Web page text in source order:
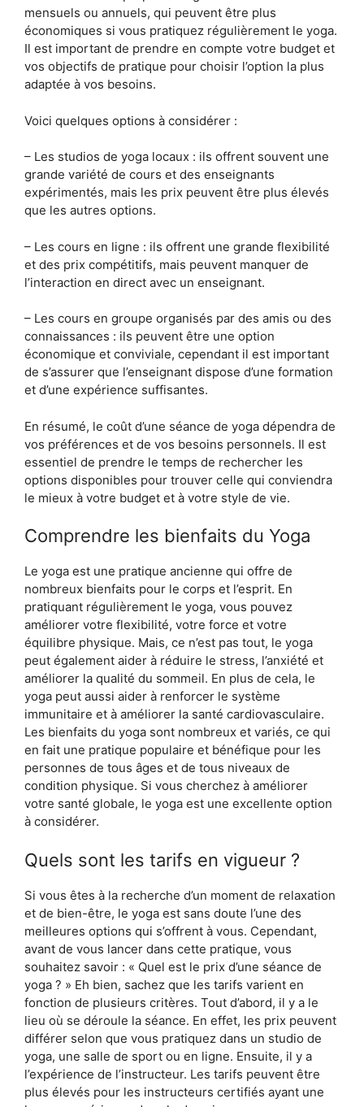
mensuels ou annuels, qui peuvent être plus
économiques si vous pratiquez régulièrement le yoga.
Il est important de prendre en compte votre budget et
vos objectifs de pratique pour choisir l’option la plus
adaptée à vos besoins.
Voici quelques options à considérer :
– Les studios de yoga locaux : ils offrent souvent une
grande variété de cours et des enseignants
expérimentés, mais les prix peuvent être plus élevés
que les autres options.
– Les cours en ligne : ils offrent une grande flexibilité
et des prix compétitifs, mais peuvent manquer de
l’interaction en direct avec un enseignant.
– Les cours en groupe organisés par des amis ou des
connaissances : ils peuvent être une option
économique et conviviale, cependant il est important
de s’assurer que l’enseignant dispose d’une formation
et d’une expérience suffisantes.
En résumé, le coût d’une séance de yoga dépendra de
vos préférences et de vos besoins personnels. Il est
essentiel de prendre le temps de rechercher les
options disponibles pour trouver celle qui conviendra
le mieux à votre budget et à votre style de vie.
Comprendre les bienfaits du Yoga
Le yoga est une pratique ancienne qui offre de
nombreux bienfaits pour le corps et l’esprit. En
pratiquant régulièrement le yoga, vous pouvez
améliorer votre flexibilité, votre force et votre
équilibre physique. Mais, ce n’est pas tout, le yoga
peut également aider à réduire le stress, l’anxiété et
améliorer la qualité du sommeil. En plus de cela, le
yoga peut aussi aider à renforcer le système
immunitaire et à améliorer la santé cardiovasculaire.
Les bienfaits du yoga sont nombreux et variés, ce qui
en fait une pratique populaire et bénéfique pour les
personnes de tous âges et de tous niveaux de
condition physique. Si vous cherchez à améliorer
votre santé globale, le yoga est une excellente option
à considérer.
Quels sont les tarifs en vigueur ?
Si vous êtes à la recherche d’un moment de relaxation
et de bien-être, le yoga est sans doute l’une des
meilleures options qui s’offrent à vous. Cependant,
avant de vous lancer dans cette pratique, vous
souhaitez savoir : « Quel est le prix d’une séance de
yoga ? » Eh bien, sachez que les tarifs varient en
fonction de plusieurs critères. Tout d’abord, il y a le
lieu où se déroule la séance. En effet, les prix peuvent
différer selon que vous pratiquez dans un studio de
yoga, une salle de sport ou en ligne. Ensuite, il y a
l’expérience de l’instructeur. Les tarifs peuvent être
plus élevés pour les instructeurs certifiés ayant une